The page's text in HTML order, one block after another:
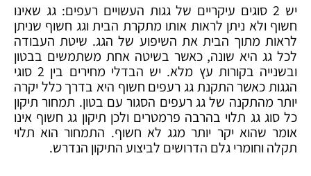
יש 2 סוגים עיקריים של גגות העשויים רעפים: גג שאינו
חשוף ולא ניתן לראות אותו מתקרת הבית וגג חשוף שניתן
לראות מתוך הבית את השיפוע של הגג. שיטת העבודה
לכל גג היא שונה, כאשר בשיטה אחת משתמשים בבטון
ובשנייה בקורות עץ מלא. יש הבדלי מחירים בין 2 סוגי
הגגות כאשר התקנת גג רעפים חשוף היא בדרך כלל יקרה
יותר מהתקנה של גג רעפים הסגור עם בטון. תמחור תיקון
כל סוג גג תלוי בהרבה פרמטרים ולכן תיקון גג חשוף אינו
אומר שהוא יקר יותר מגג לא חשוף. התמחור הוא תלוי
תקלה וחומרי גלם הדרושים לביצוע התיקון הנדרש.